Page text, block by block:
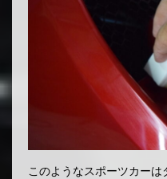
このようなスポーツカー